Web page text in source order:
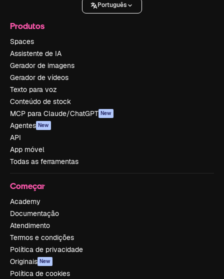
Português
Produtos
Spaces
Assistente de IA
Gerador de imagens
Gerador de vídeos
Texto para voz
Conteúdo de stock
MCP para Claude/ChatGPT New
Agentes New
API
App móvel
Todas as ferramentas
Começar
Academy
Documentação
Atendimento
Termos e condições
Política de privacidade
Originais New
Política de cookies